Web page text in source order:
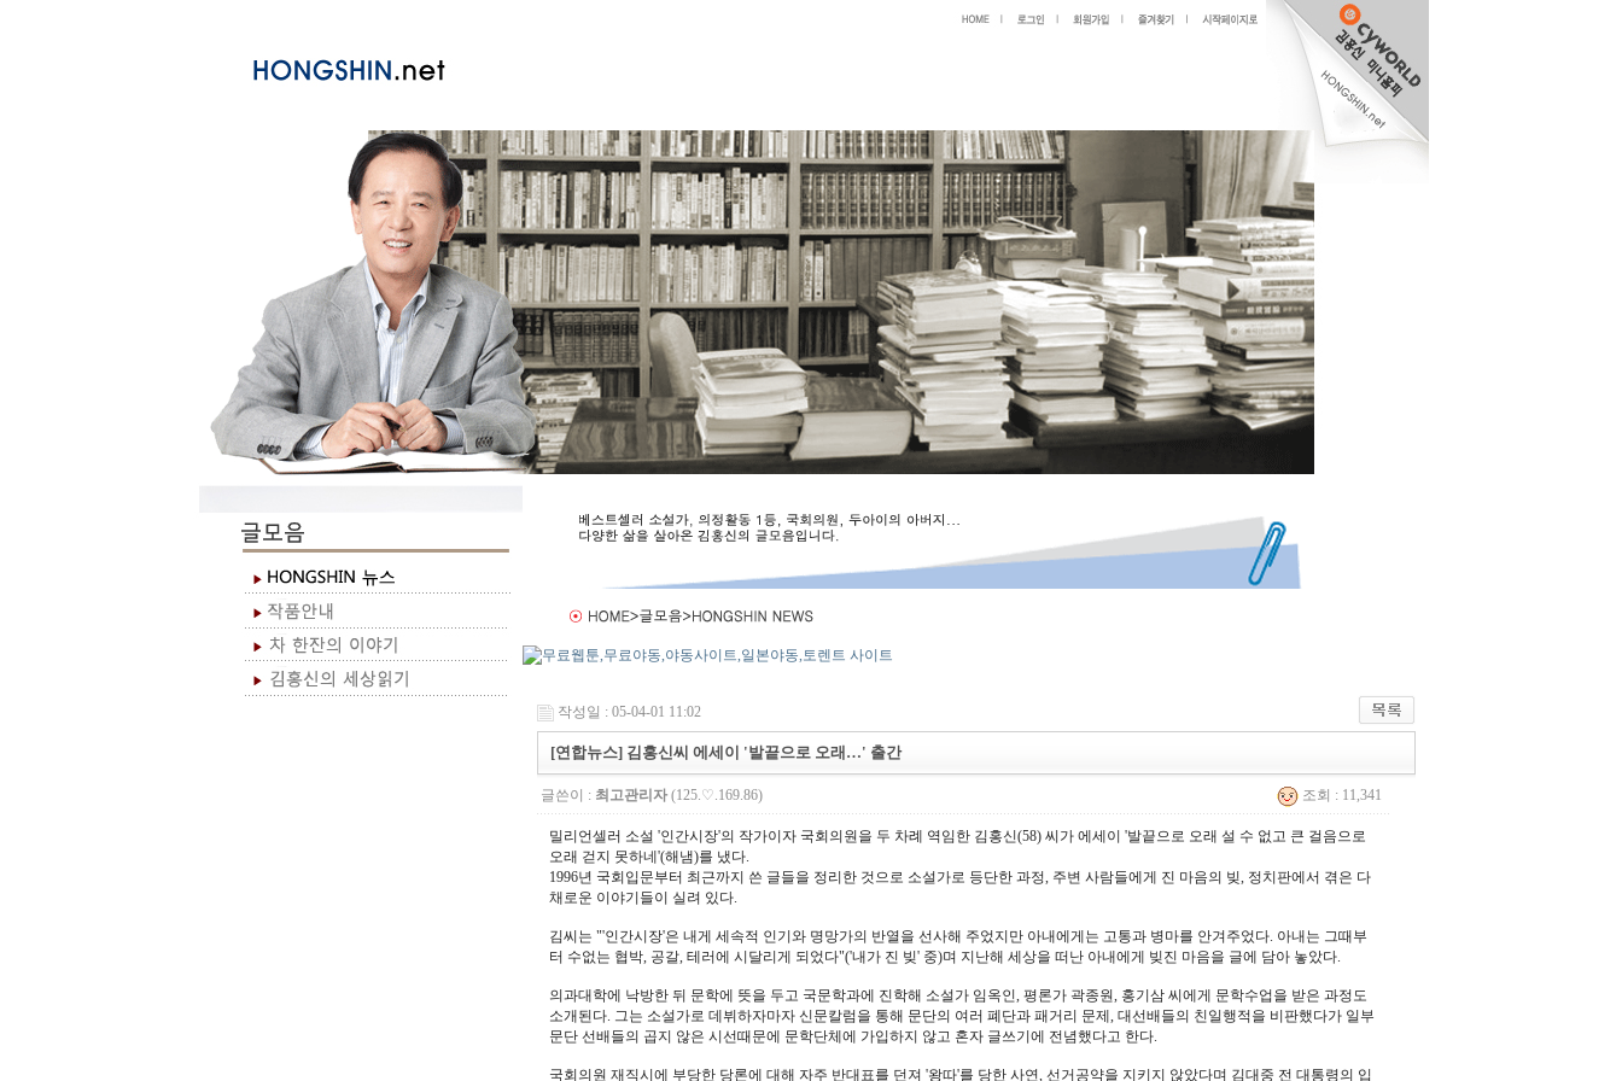
작성일 : 05-04-01 11:02
[연합뉴스] 김홍신씨 에세이 '발끝으로 오래…' 출간
글쓴이 : 최고관리자(125.♡.169.86) 조회 : 11,341
밀리언셀러 소설 '인간시장'의 작가이자 국회의원을 두 차례 역임한 김홍신(58) 씨가 에세이 '발끝으로 오래 설 수 없고 큰 걸음으로
오래 걷지 못하네'(해냄)를 냈다.
1996년 국회입문부터 최근까지 쓴 글들을 정리한 것으로 소설가로 등단한 과정, 주변 사람들에게 진 마음의 빚, 정치판에서 겪은 다
채로운 이야기들이 실려 있다.
김씨는 "'인간시장'은 내게 세속적 인기와 명망가의 반열을 선사해 주었지만 아내에게는 고통과 병마를 안겨주었다. 아내는 그때부
터 수없는 협박, 공갈, 테러에 시달리게 되었다"('내가 진 빚' 중)며 지난해 세상을 떠난 아내에게 빚진 마음을 글에 담아 놓았다.
의과대학에 낙방한 뒤 문학에 뜻을 두고 국문학과에 진학해 소설가 임옥인, 평론가 곽종원, 홍기삼 씨에게 문학수업을 받은 과정도
소개된다. 그는 소설가로 데뷔하자마자 신문칼럼을 통해 문단의 여러 폐단과 패거리 문제, 대선배들의 친일행적을 비판했다가 일부
문단 선배들의 곱지 않은 시선때문에 문학단체에 가입하지 않고 혼자 글쓰기에 전념했다고 한다.
국회의원 재직시에 부당한 당론에 대해 자주 반대표를 던져 '왕따'를 당한 사연, 선거공약을 지키지 않았다며 김대중 전 대통령의 입